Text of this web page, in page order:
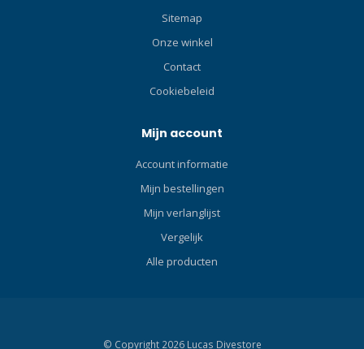
en comfort voor de
gebruiker. De eerste trap is
computergestuurde
zo licht mogelijk te maken,
HP als LP, ergonomisch
voorgeoriënteerd voor alle
tweede trap, octopus,
drukmeter, jacket LP-slang,
droogpak LP-slang en
zijn esthetische uitstraling.
Sitemap
Onze winkel
Contact
Cookiebeleid
Mijn account
Account informatie
Mijn bestellingen
Mijn verlanglijst
Vergelijk
Alle producten
© Copyright 2026 Lucas Divestore